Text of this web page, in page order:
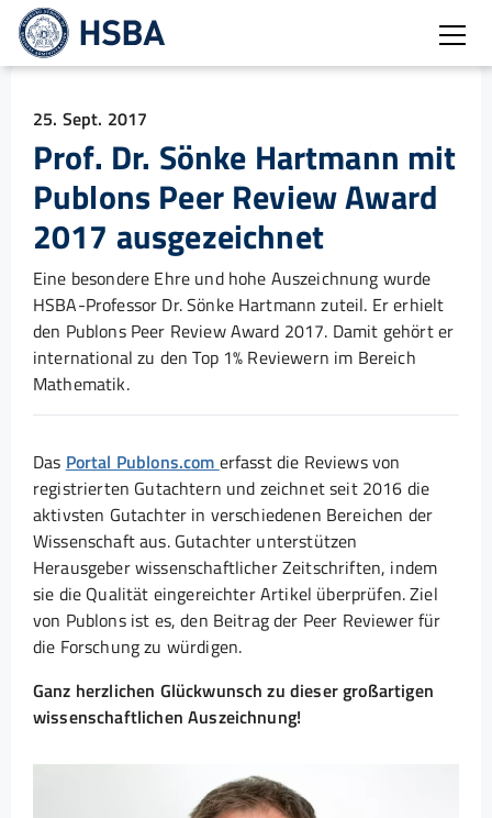
25. Sept. 2017
Prof. Dr. Sönke Hartmann mit
Publons Peer Review Award
2017 ausgezeichnet
Eine besondere Ehre und hohe Auszeichnung wurde
HSBA-Professor Dr. Sönke Hartmann zuteil. Er erhielt
den Publons Peer Review Award 2017. Damit gehört er
international zu den Top 1% Reviewern im Bereich
Mathematik.
Das Portal Publons.com erfasst die Reviews von
registrierten Gutachtern und zeichnet seit 2016 die
aktivsten Gutachter in verschiedenen Bereichen der
Wissenschaft aus. Gutachter unterstützen
Herausgeber wissenschaftlicher Zeitschriften, indem
sie die Qualität eingereichter Artikel überprüfen. Ziel
von Publons ist es, den Beitrag der Peer Reviewer für
die Forschung zu würdigen.
Ganz herzlichen Glückwunsch zu dieser großartigen
wissenschaftlichen Auszeichnung!